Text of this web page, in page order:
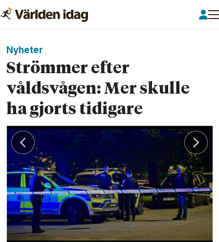
Nyheter
Strömmer efter
våldsvågen: Mer skulle
ha gjorts tidigare